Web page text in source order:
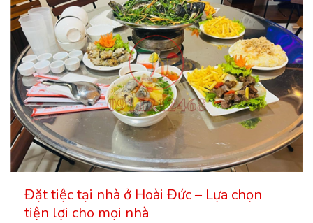
Đặt tiệc tại nhà ở Hoài Đức – Lựa chọn
tiện lợi cho mọi nhà